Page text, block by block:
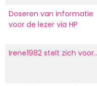
Doseren van informatie
voor de lezer via HP
Irene1982 stelt zich voor..